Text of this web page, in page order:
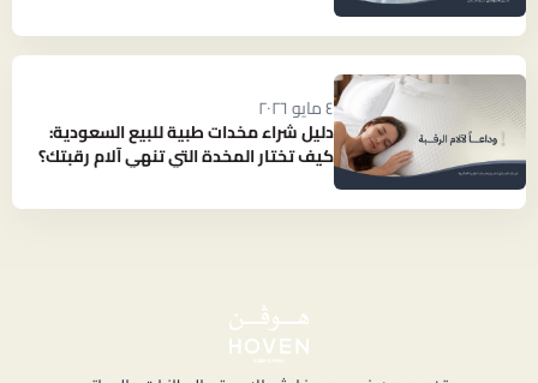
٤ مايو ٢٠٢٦
دليل شراء مخدات طبية للبيع السعودية:
كيف تختار المخدة التي تنهي آلام رقبتك؟